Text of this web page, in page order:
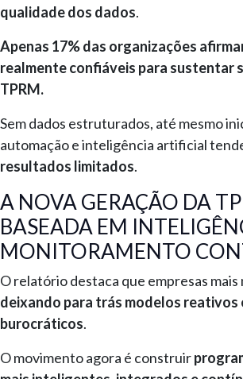
qualidade dos dados.
Apenas 17% das organizações
realmente confiáveis para sustentar
TPRM.
Sem dados estruturados, até mesmo
automação e inteligência artificial
resultados limitados.
A NOVA GERAÇÃO DA
BASEADA EM
MONITORAMENTO
O relatório destaca que empresas mais
deixando para trás modelos reativos
burocráticos.
O movimento agora é construir